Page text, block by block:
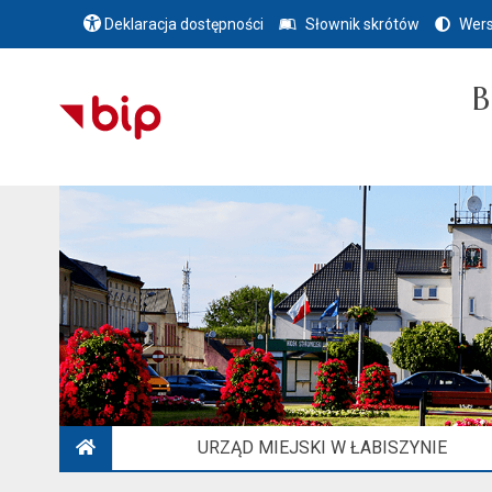
Deklaracja dostępności Słownik skrótów
URZĄD MIEJSKI W ŁABISZYNIE